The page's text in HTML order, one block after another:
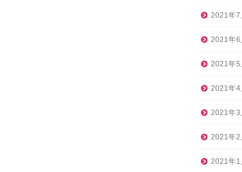
2021年7
2021年6
2021年5
2021年4
2021年3
2021年2
2021年1